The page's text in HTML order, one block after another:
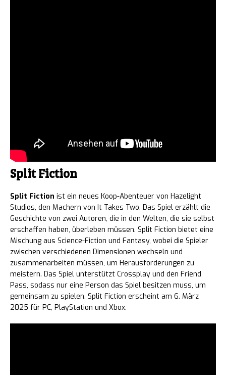
Split Fiction
Split Fiction ist ein neues Koop-Abenteuer von Hazelight
Studios, den Machern von It Takes Two. Das Spiel erzählt die
Geschichte von zwei Autoren, die in den Welten, die sie selbst
erschaffen haben, überleben müssen. Split Fiction bietet eine
Mischung aus Science-Fiction und Fantasy, wobei die Spieler
zwischen verschiedenen Dimensionen wechseln und
zusammenarbeiten müssen, um Herausforderungen zu
meistern. Das Spiel unterstützt Crossplay und den Friend
Pass, sodass nur eine Person das Spiel besitzen muss, um
gemeinsam zu spielen. Split Fiction erscheint am 6. März
2025 für PC, PlayStation und Xbox.